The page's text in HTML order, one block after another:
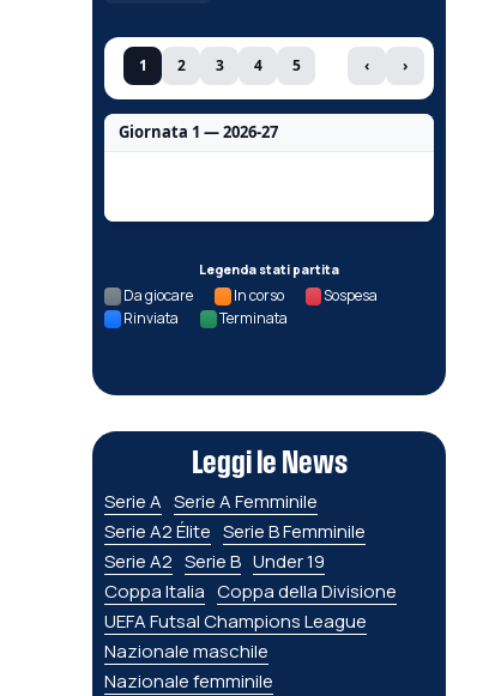
1 2 3 4 5 ‹ ›
Giornata 1 — 2026-27
Legenda stati partita
Da giocare In corso
Sospesa
Rinviata
Terminata
Leggi le News
Serie A Serie A Femminile
Serie A2 Élite Serie B Femminile
Serie A2 Serie B Under 19
Coppa Italia Coppa della Divisione
UEFA Futsal Champions League
Nazionale maschile
Nazionale femminile